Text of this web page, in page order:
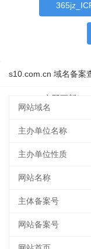
s10.com.cn 域名备案
立即更新
网站域名
主办单位名称
主办单位性质
网站名称
主体备案号
网站备案号